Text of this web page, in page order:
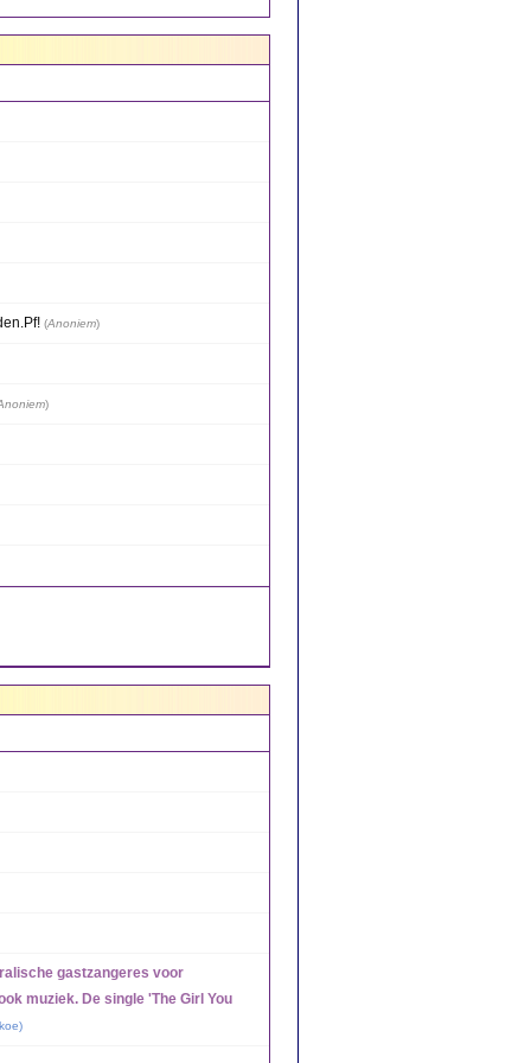
(Anoniem)
)
gastzangeres voor
muziek. De single 'The Girl You
)